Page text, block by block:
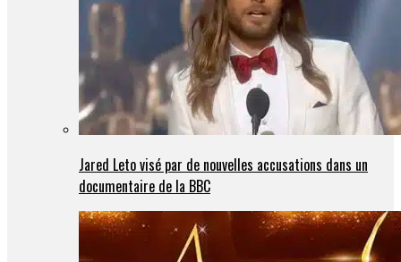
Jared Leto visé par de nouvelles accusations dans un
documentaire de la BBC